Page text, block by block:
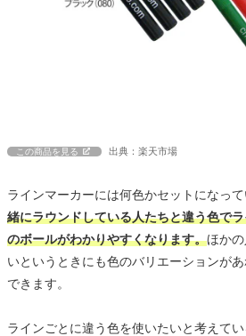
この商品を見る 出典：楽天市場
ラインマーカーには何色かセットになって
緒にラウンドしている人たちと違う色で
のボールがわかりやすくなります。ほか
いというときにも色のバリエーションが
できます。
ラインごとに違う色を使いたいと考えて